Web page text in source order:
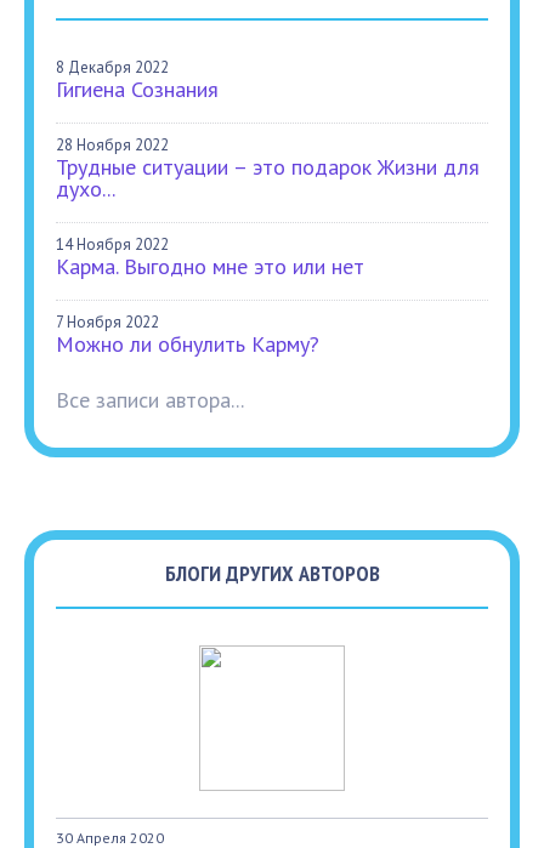
8 Декабря 2022
Гигиена Сознания
28 Ноября 2022
Трудные ситуации – это подарок Жизни для
духо...
14 Ноября 2022
Карма. Выгодно мне это или нет
7 Ноября 2022
Можно ли обнулить Карму?
Все записи автора...
БЛОГИ ДРУГИХ АВТОРОВ
30 Апреля 2020